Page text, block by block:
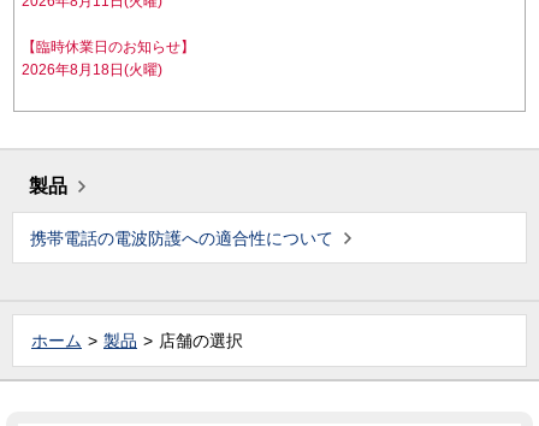
【臨時休業日のお知らせ】
2026年8月18日(火曜)
製品
携帯電話の電波防護への適合性について
ホーム 製品 店舗の選択